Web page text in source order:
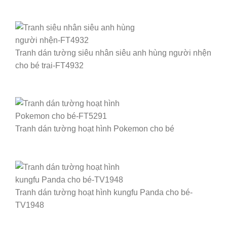
Tranh dán tường siêu nhân siêu anh hùng người nhện
cho bé trai-FT4932
Tranh dán tường hoạt hình Pokemon cho bé
Tranh dán tường hoạt hình kungfu Panda cho bé-
TV1948